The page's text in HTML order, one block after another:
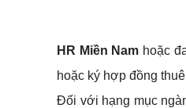
HR Miền Nam hoặc
hoặc ký hợp đồng
Đối với hạng mục